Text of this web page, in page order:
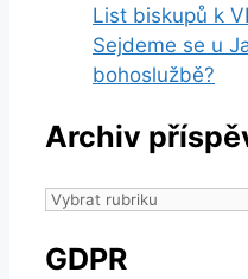
List biskupů k
Sejdeme se u
bohoslužbě?
Archiv
Archiv
GDPR